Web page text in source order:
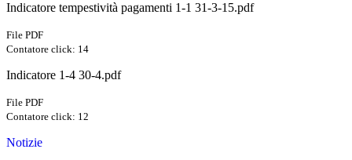
Indicatore tempestività pagamenti 1-1 31-3-15.pdf
File PDF
Contatore click: 14
Indicatore 1-4 30-4.pdf
File PDF
Contatore click: 12
Notizie